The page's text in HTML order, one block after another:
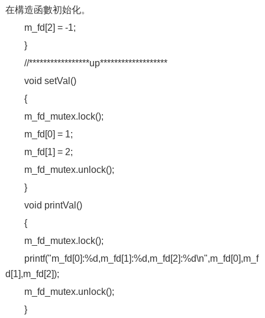
在構造函數初始化。
m_fd[2] = -1;
}
//*****************up*******************
void setVal()
{
m_fd_mutex.lock();
m_fd[0] = 1;
m_fd[1] = 2;
m_fd_mutex.unlock();
}
void printVal()
{
m_fd_mutex.lock();
printf("m_fd[0]:%d,m_fd[1]:%d,m_fd[2]:%d\n",m_fd[0],m_f
d[1],m_fd[2]);
m_fd_mutex.unlock();
}